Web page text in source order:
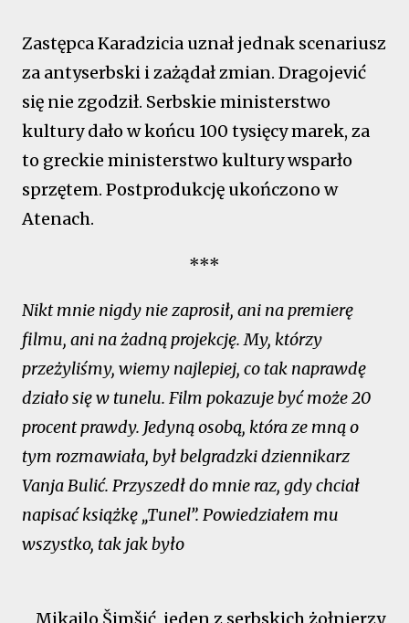
Zastępca Karadzicia uznał jednak scenariusz
za antyserbski i zażądał zmian. Dragojević
się nie zgodził. Serbskie ministerstwo
kultury dało w końcu 100 tysięcy marek, za
to greckie ministerstwo kultury wsparło
sprzętem. Postprodukcję ukończono w
Atenach.
***
Nikt mnie nigdy nie zaprosił, ani na premierę
filmu, ani na żadną projekcję. My, którzy
przeżyliśmy, wiemy najlepiej, co tak naprawdę
działo się w tunelu. Film pokazuje być może 20
procent prawdy. Jedyną osobą, która ze mną o
tym rozmawiała, był belgradzki dziennikarz
Vanja Bulić. Przyszedł do mnie raz, gdy chciał
napisać książkę „Tunel”. Powiedziałem mu
wszystko, tak jak było
Mikajlo Šimšić, jeden z serbskich żołnierzy,